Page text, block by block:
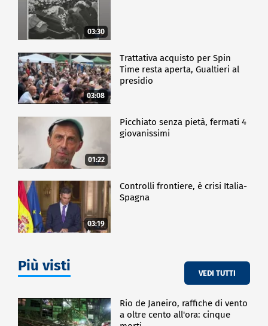
03:30
03:08
Trattativa acquisto per Spin
Time resta aperta, Gualtieri al
presidio
01:22
Picchiato senza pietà, fermati 4
giovanissimi
03:19
Controlli frontiere, è crisi Italia-
Spagna
Più visti VEDI TUTTI
Rio de Janeiro, raffiche di vento
a oltre cento all'ora: cinque